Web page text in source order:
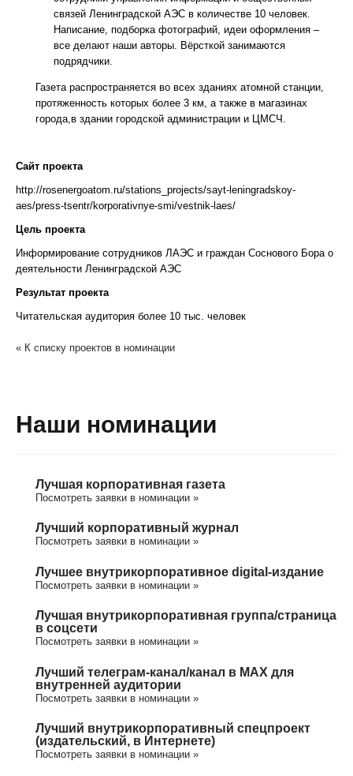
связей Ленинградской АЭС в количестве 10 человек.
Написание, подборка фотографий, идеи оформления –
все делают наши авторы. Вёрсткой занимаются
подрядчики.
Газета распространяется во всех зданиях атомной станции,
протяженность которых более 3 км, а также в магазинах
города,в здании городской администрации и ЦМСЧ.
Сайт проекта
http://rosenergoatom.ru/stations_projects/sayt-leningradskoy-
aes/press-tsentr/korporativnye-smi/vestnik-laes/
Цель проекта
Информирование сотрудников ЛАЭС и граждан Соснового Бора о
деятельности Ленинградской АЭС
Результат проекта
Читательская аудитория более 10 тыс. человек
« К списку проектов в номинации
Наши номинации
Лучшая корпоративная газета
Посмотреть заявки в номинации »
Лучший корпоративный журнал
Посмотреть заявки в номинации »
Лучшее внутрикорпоративное digital-издание
Посмотреть заявки в номинации »
Лучшая внутрикорпоративная группа/cтраница
в соцсети
Посмотреть заявки в номинации »
Лучший телеграм-канал/канал в МАХ для
внутренней аудитории
Посмотреть заявки в номинации »
Лучший внутрикорпоративный спецпроект
(издательский, в Интернете)
Посмотреть заявки в номинации »